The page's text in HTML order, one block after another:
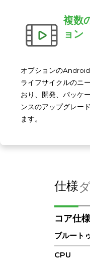
複数
ョン
オプションの
ライフサイクルのニ
おり、開発、パッケ
ンスのアップグレー
ます。
仕様
コア仕様
ブルート
CPU